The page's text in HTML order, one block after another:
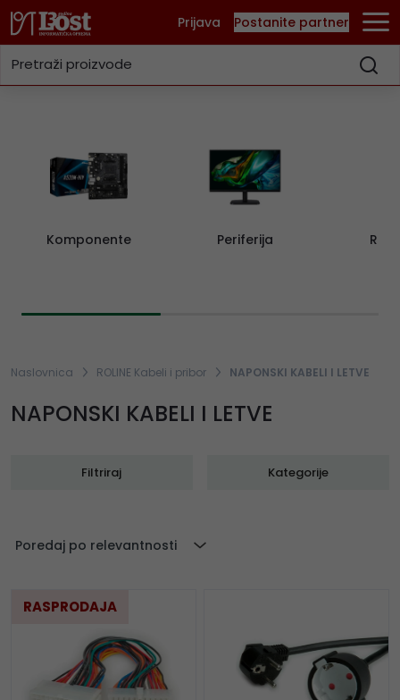
Prijava Postanite partner
Komponente Periferija
Naslovnica ROLINE Kabeli i pribor NAPONSKI KABELI I LETVE
NAPONSKI KABELI I LETVE
Filtriraj Kategorije
Poredaj po relevantnosti
RASPRODAJA